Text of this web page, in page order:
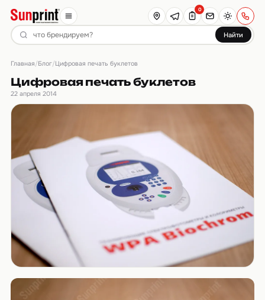
Найти
0
Главная/Блог/Цифровая печать буклетов
Цифровая печать буклетов
22 апреля 2014